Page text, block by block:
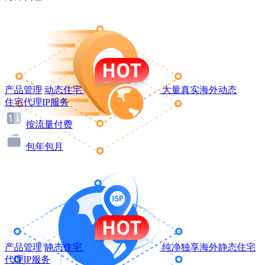
产品管理 动态住宅
大量真实海外动态
住宅代理IP服务
按流量付费
包年包月
产品管理 静态住宅
纯净独享海外静态住宅
代理IP服务